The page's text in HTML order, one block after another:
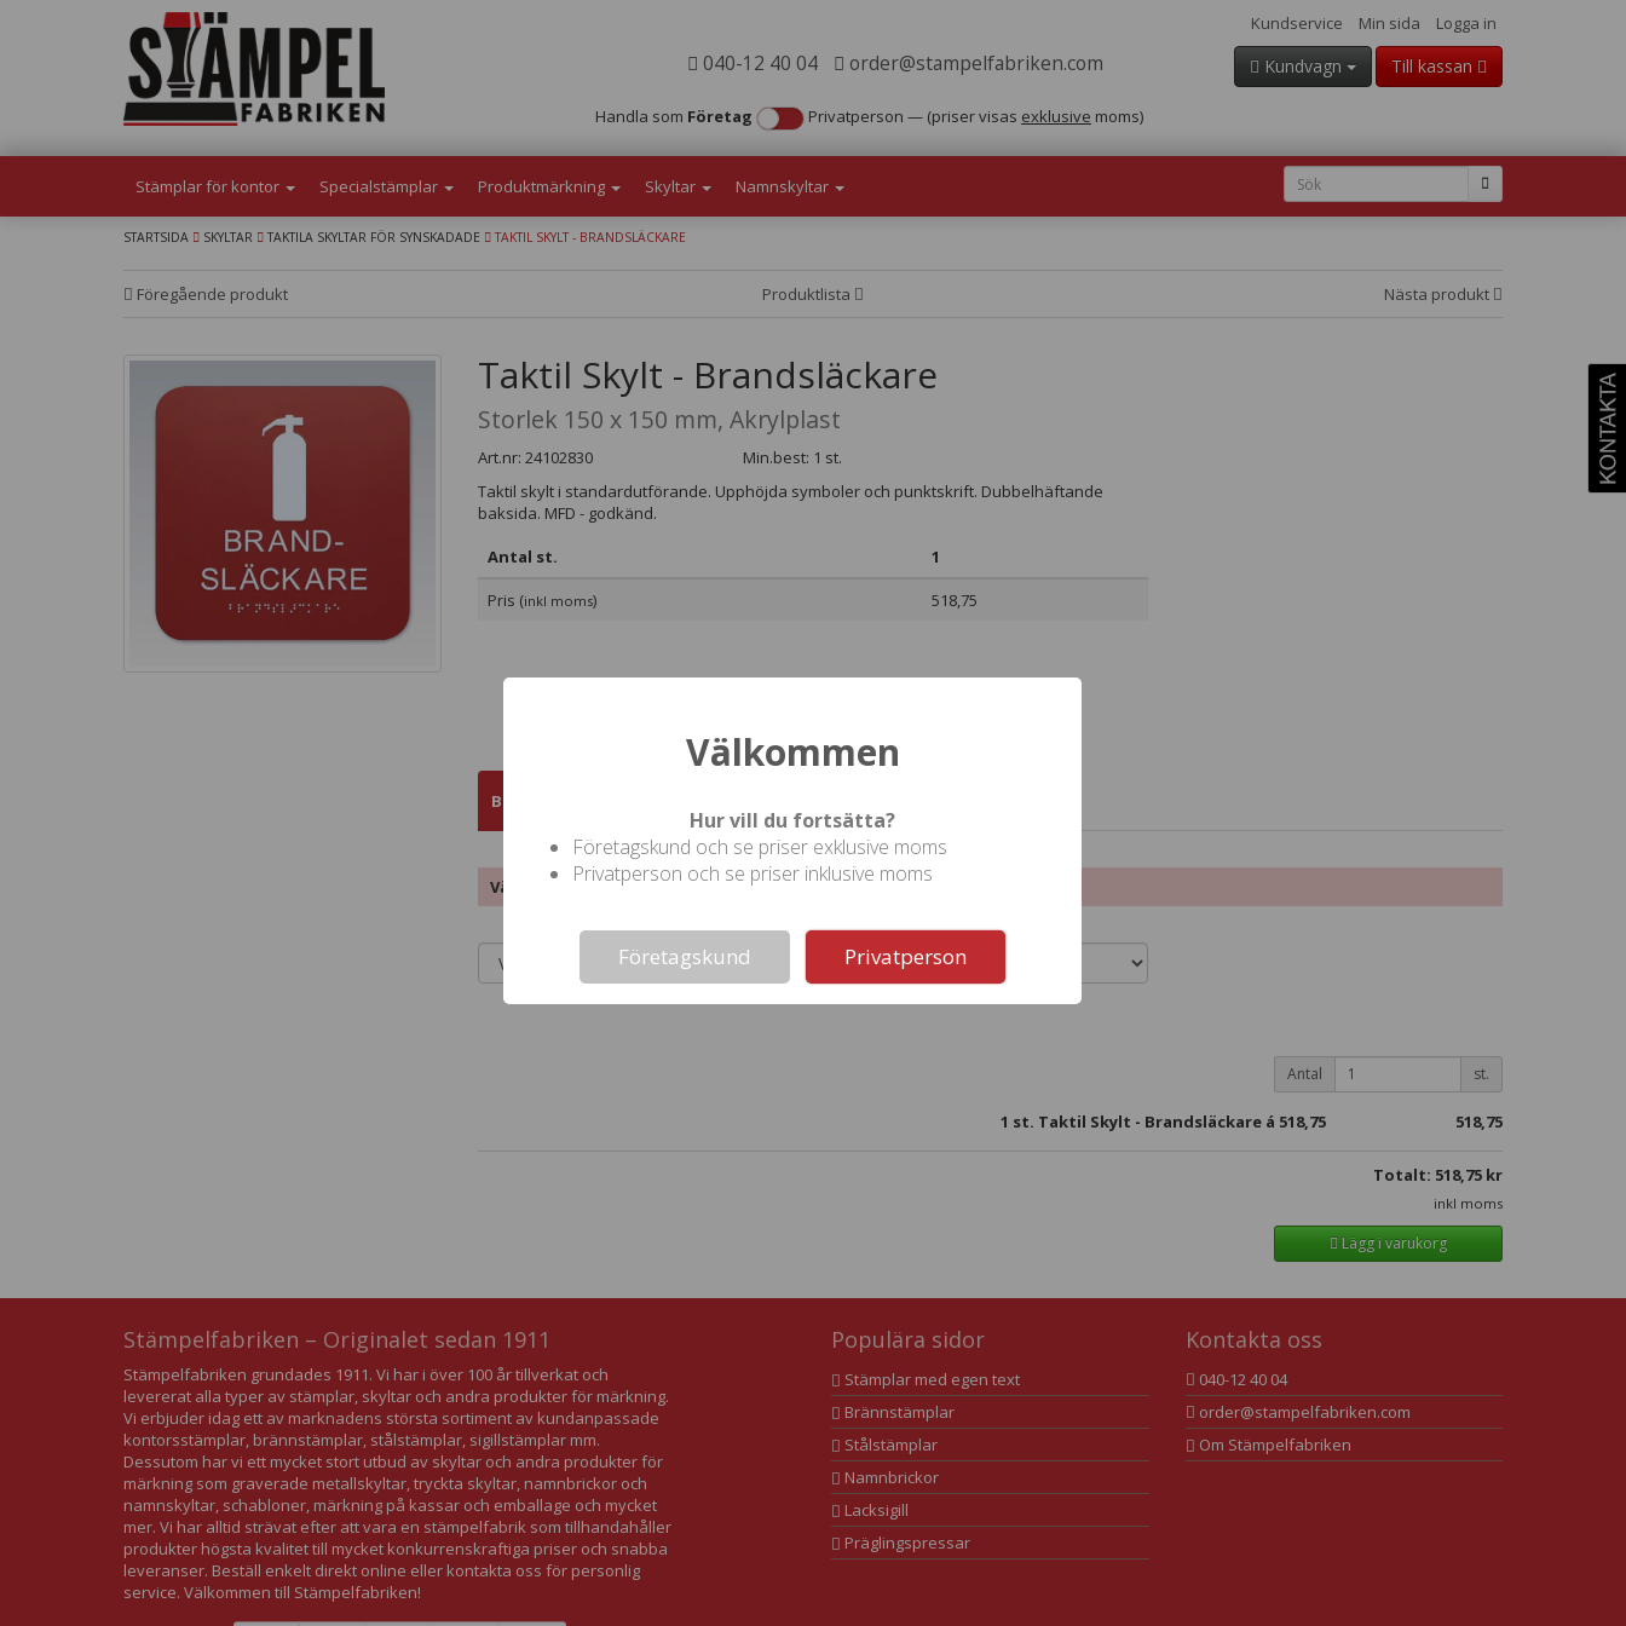
Kundservice Min sida Logga in
040-12 40 04 order@stampelfabriken.com Kundvagn Till kassan
Handla som Företag Privatperson — (priser visas exklusive moms)
Stämplar för kontor Specialstämplar Produktmärkning Skyltar Namnskyltar
STARTSIDA SKYLTAR TAKTILA SKYLTAR FÖR SYNSKADADE TAKTIL SKYLT - BRANDSLÄCKARE
Föregående produkt Produktlista Nästa produkt
Taktil Skylt - Brandsläckare
Storlek 150 x 150 mm, Akrylplast
Art.nr: 24102830
Min.best: 1 st.
Taktil skylt i standardutförande. Upphöjda symboler och punktskrift. Dubbelhäftande
baksida. MFD - godkänd.
Antal st.
1
Pris (inkl moms) 518,75
Beställ denna produkt
Välj till ram i aluminium.
Antal st.
1 st. Taktil Skylt - Brandsläckare á 518,75 518,75
Totalt: 518,75 kr
inkl moms
Lägg i varukorg
Stämpelfabriken – Originalet sedan 1911
Stämpelfabriken grundades 1911. Vi har i över 100 år tillverkat och
levererat alla typer av stämplar, skyltar och andra produkter för märkning.
Vi erbjuder idag ett av marknadens största sortiment av kundanpassade
kontorsstämplar, brännstämplar, stålstämplar, sigillstämplar mm.
Dessutom har vi ett mycket stort utbud av skyltar och andra produkter för
märkning som graverade metallskyltar, tryckta skyltar, namnbrickor och
namnskyltar, schabloner, märkning på kassar och emballage och mycket
mer. Vi har alltid strävat efter att vara en stämpelfabrik som tillhandahåller
produkter högsta kvalitet till mycket konkurrenskraftiga priser och snabba
leveranser. Beställ enkelt direkt online eller kontakta oss för personlig
service. Välkommen till Stämpelfabriken!
Populära sidor
Stämplar med egen text
Brännstämplar
Stålstämplar
Namnbrickor
Lacksigill
Präglingspressar
Kontakta oss
040-12 40 04
order@stampelfabriken.com
Om Stämpelfabriken
Välkommen
Hur vill du fortsätta?
Företagskund och se priser exklusive moms
Privatperson och se priser inklusive moms
Företagskund Privatperson